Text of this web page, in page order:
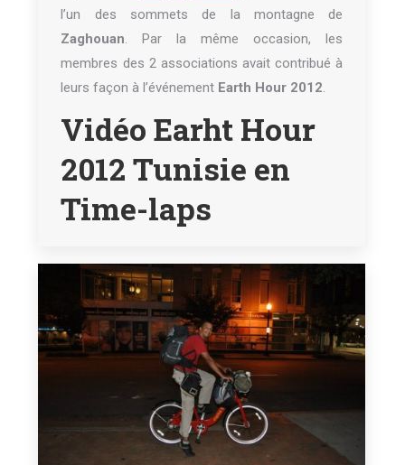
l’un des sommets de la montagne de
Zaghouan. Par la même occasion, les
membres des 2 associations avait contribué à
leurs façon à l’événement Earth Hour 2012.
Vidéo Earht Hour
2012 Tunisie en
Time-laps